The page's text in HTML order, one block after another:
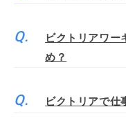
ビクトリアワー
め？
ビクトリアで仕